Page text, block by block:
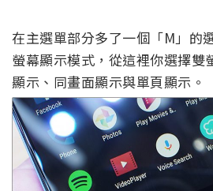
在主選單部分多了一個「M」的
螢幕顯示模式，從這裡你選擇雙
顯示、同畫面顯示與單頁顯示。